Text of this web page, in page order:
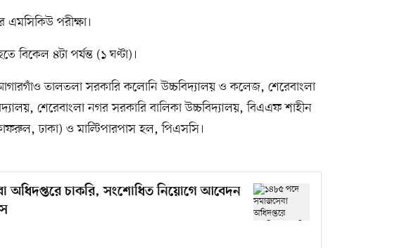
এমসিকিউ পরীক্ষা।
বিকেল ৪টা পর্যন্ত (১ ঘণ্টা)।
আগারগাঁও তালতলা সরকারি কলোনি উচ্চবিদ্যালয় ও কলেজ, শেরেবাংলা
শেরেবাংলা নগর সরকারি বালিকা উচ্চবিদ্যালয়, বিএএফ শাহীন
ঢাকা) ও মাল্টিপারপাস হল, পিএসসি।
অধিদপ্তরে চাকরি, সংশোধিত নিয়োগে আবেদন